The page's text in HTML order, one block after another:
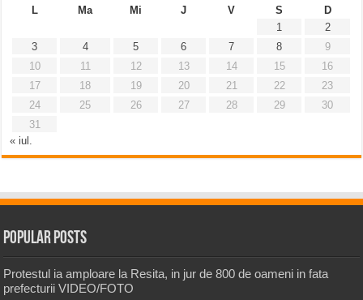
L
Ma Mi J V S
D
1
2
3
4 5 6 7 8
9
10
11 12 13 14 15
16
17
18 19 20 21 22
23
24
25 26 27 28 29
30
31
« iul.
Popular Posts
Protestul ia amploare la Resita, in jur de 800 de oameni in fata
prefecturii VIDEO/FOTO